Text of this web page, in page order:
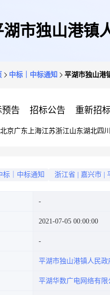
湖市独山港镇
中标｜中标通知 平湖市独山港
告 招标公告 重新招
北京广东 上海江苏浙江山东湖北四川
标｜中标通知 浙江省 嘉兴市
2021-07-05 00:00:00
平湖市独山港镇人民政
平湖华数广电网络有限